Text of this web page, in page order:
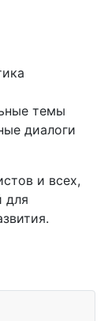
темы
диалоги
и всех,
для